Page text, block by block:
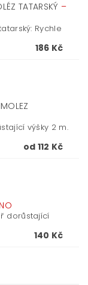
TATARSKÝ –
Rychle
186 Kč
výšky 2 m.
od 112 Kč
dorůstající
140 Kč